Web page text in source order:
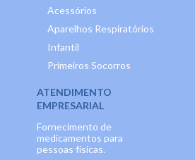
Acessórios
Aparelhos Respiratórios
Infantil
Primeiros Socorros
ATENDIMENTO
EMPRESARIAL
Fornecimento de
medicamentos para
pessoas físicas.